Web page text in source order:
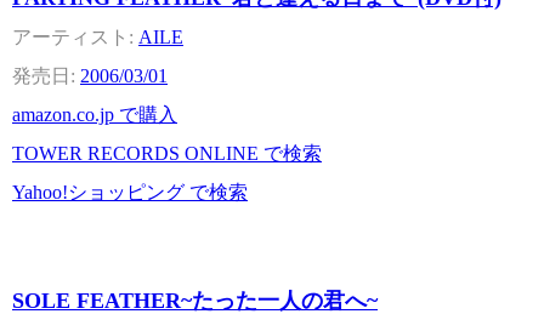
AILE
2006/03/01
amazon.co.jp で購入
TOWER RECORDS ONLINE で検索
Yahoo!ショッピング で検索
SOLE FEATHER~たった一人の君へ~